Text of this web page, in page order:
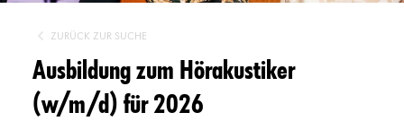
ZURÜCK ZUR SUCHE
Ausbildung zum Hörakustiker
(w/m/d) für 2026